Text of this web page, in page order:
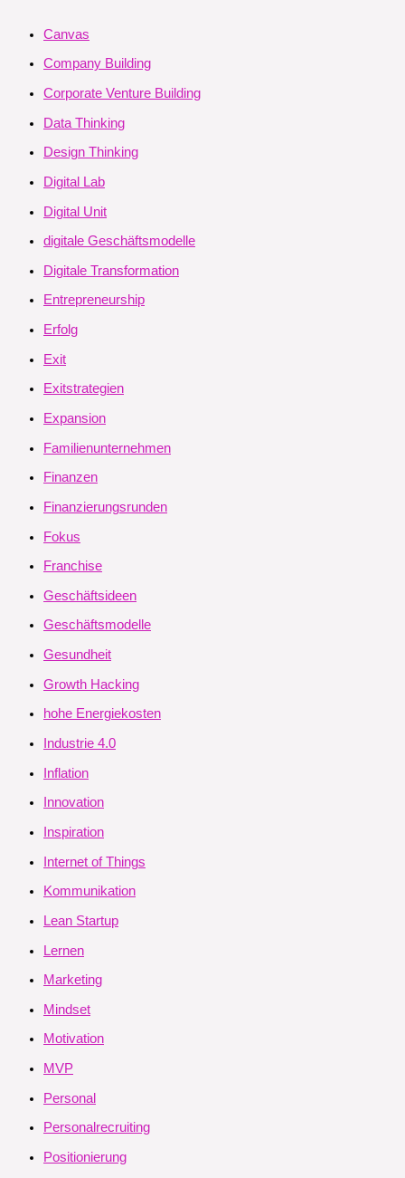
Canvas
Company Building
Corporate Venture Building
Data Thinking
Design Thinking
Digital Lab
Digital Unit
digitale Geschäftsmodelle
Digitale Transformation
Entrepreneurship
Erfolg
Exit
Exitstrategien
Expansion
Familienunternehmen
Finanzen
Finanzierungsrunden
Fokus
Franchise
Geschäftsideen
Geschäftsmodelle
Gesundheit
Growth Hacking
hohe Energiekosten
Industrie 4.0
Inflation
Innovation
Inspiration
Internet of Things
Kommunikation
Lean Startup
Lernen
Marketing
Mindset
Motivation
MVP
Personal
Personalrecruiting
Positionierung